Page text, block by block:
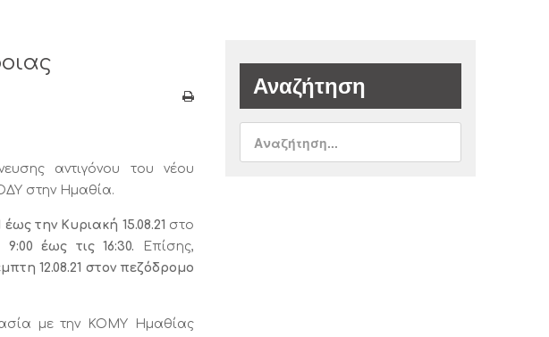
αντιγόνου του νέου
στην Ημαθία.
έως την Κυριακή 15.08.21 στο
έως τις 16:30.
Επίσης,
12.08.21 στον πεζόδρομο
με την ΚΟΜΥ Ημαθίας
Αναζήτηση